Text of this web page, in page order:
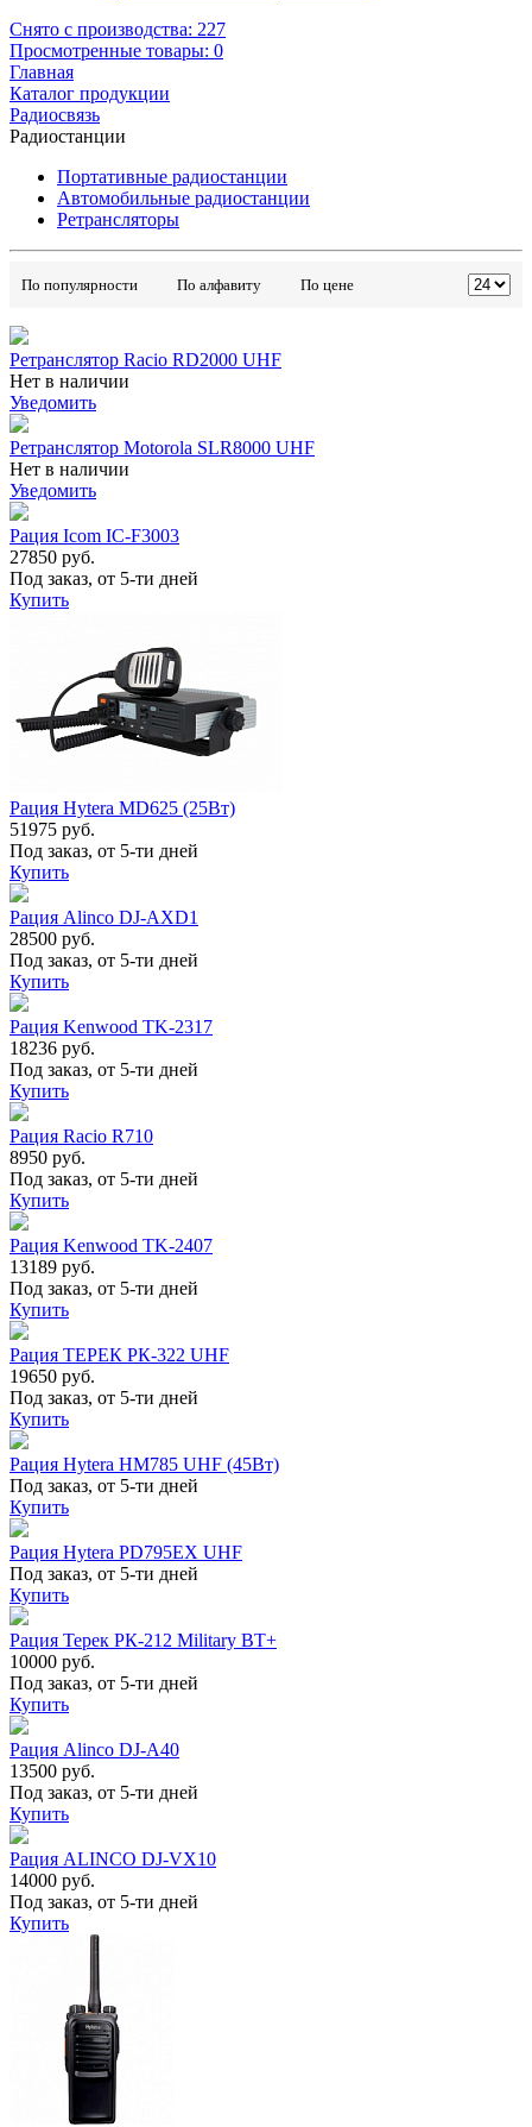
Снято с производства: 227
Просмотренные товары: 0
Главная
Каталог продукции
Радиосвязь
Радиостанции
Портативные радиостанции
Автомобильные радиостанции
Ретрансляторы
По популярности По алфавиту По цене
Ретранслятор Racio RD2000 UHF
Нет в наличии
Уведомить
Ретранслятор Motorola SLR8000 UHF
Нет в наличии
Уведомить
Рация Icom IC-F3003
27850 руб.
Под заказ, от 5-ти дней
Купить
Рация Hytera MD625 (25Вт)
51975 руб.
Под заказ, от 5-ти дней
Купить
Рация Alinco DJ-AXD1
28500 руб.
Под заказ, от 5-ти дней
Купить
Рация Kenwood TK-2317
18236 руб.
Под заказ, от 5-ти дней
Купить
Рация Racio R710
8950 руб.
Под заказ, от 5-ти дней
Купить
Рация Kenwood TK-2407
13189 руб.
Под заказ, от 5-ти дней
Купить
Рация ТЕРЕК РК-322 UHF
19650 руб.
Под заказ, от 5-ти дней
Купить
Рация Hytera HM785 UHF (45Вт)
Под заказ, от 5-ти дней
Купить
Рация Hytera PD795EX UHF
Под заказ, от 5-ти дней
Купить
Рация Терек РК-212 Military BT+
10000 руб.
Под заказ, от 5-ти дней
Купить
Рация Alinco DJ-A40
13500 руб.
Под заказ, от 5-ти дней
Купить
Рация ALINCO DJ-VX10
14000 руб.
Под заказ, от 5-ти дней
Купить